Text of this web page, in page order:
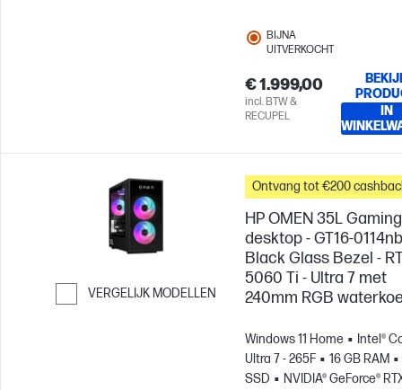
BIJNA
UITVERKOCHT
€ 1.999,00
incl. BTW &
RECUPEL
IN
VERGELIJK MODELLEN
Ontvang tot €200
HP OMEN 35L Gaming
desktop - GT16-
Black Glass Bezel -
5060 Ti - Ultra 7 met
240mm RGB
Windows 11 Home
Intel®
Ultra 7 - 265F
16 GB RAM
SSD
NVIDIA® GeForce®